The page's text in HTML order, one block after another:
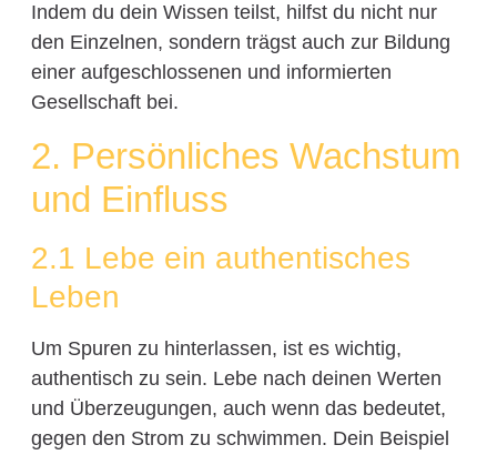
Indem du dein Wissen teilst, hilfst du nicht nur
den Einzelnen, sondern trägst auch zur Bildung
einer aufgeschlossenen und informierten
Gesellschaft bei.
2. Persönliches Wachstum
und Einfluss
2.1 Lebe ein authentisches
Leben
Um Spuren zu hinterlassen, ist es wichtig,
authentisch zu sein. Lebe nach deinen Werten
und Überzeugungen, auch wenn das bedeutet,
gegen den Strom zu schwimmen. Dein Beispiel